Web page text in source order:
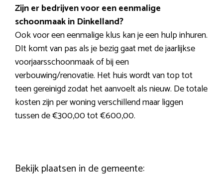
Zijn er bedrijven voor een eenmalige
schoonmaak in Dinkelland?
Ook voor een eenmalige klus kan je een hulp inhuren.
DIt komt van pas als je bezig gaat met de jaarlijkse
voorjaarsschoonmaak of bij een
verbouwing/renovatie. Het huis wordt van top tot
teen gereinigd zodat het aanvoelt als nieuw. De totale
kosten zijn per woning verschillend maar liggen
tussen de €300,00 tot €600,00.
Bekijk plaatsen in de gemeente: